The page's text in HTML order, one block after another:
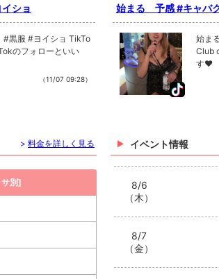
ショ
のフォローといい
（11/07 09:28）
始まる 予感 #キャバ
始まる 予感 #キャバク
Club
す❤
イベント情報
8/6
（木）
8/7
（金）
> 料金を詳しく見る
別]